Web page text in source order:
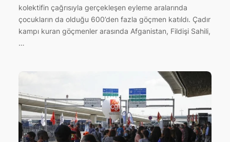
kolektifin çağrısıyla gerçekleşen eyleme aralarında
çocukların da olduğu 600’den fazla göçmen katıldı. Çadır
kampı kuran göçmenler arasında Afganistan, Fildişi Sahili,
…